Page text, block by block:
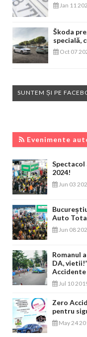
Jan 11
Škoda
specială,
Oct 07
SUNTEM ȘI PE
Evenimente
Spectacol
2024!
Jun 03
Auto
Jun 08
Romanul
DA,
Accidente
Jul 10
Zero
pentru
May 24